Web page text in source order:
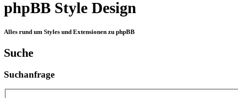
phpBB Style Design
Alles rund um Styles und Extensionen zu phpBB
Suche
Suchanfrage